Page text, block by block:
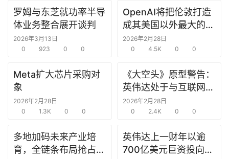
研
选
创
投
商
罗姆与东芝就功率半导
体业务整合展开谈判
2026年3月13日
0
923 0 0
OpenAI将把伦敦打造
成其美国以外最大的研
究中心
2026年2月28日
0
4.5K 0 0
Meta扩大芯片采购对
象
2026年2月28日
0
1.3K 0 0
《大空头》原型警告：
英伟达处于与互联网泡
沫时期思科同样的“危
险境地”
2026年2月28日
0
2.4K 0 0
多地加码未来产业培
育，全链条布局抢占新
英伟达上一财年以逾
700亿美元巨资投向合